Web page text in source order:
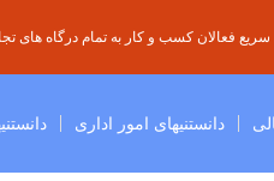
فعالان کسب و کار به تمام درگاه های
دانستنیهای امور اداری